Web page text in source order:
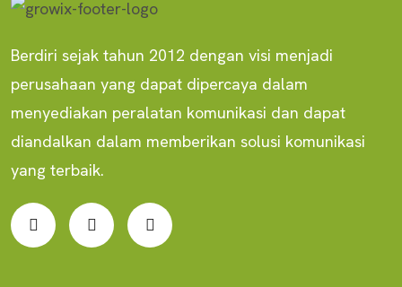
Berdiri sejak tahun 2012 dengan visi menjadi
perusahaan yang dapat dipercaya dalam
menyediakan peralatan komunikasi dan dapat
diandalkan dalam memberikan solusi komunikasi
yang terbaik.